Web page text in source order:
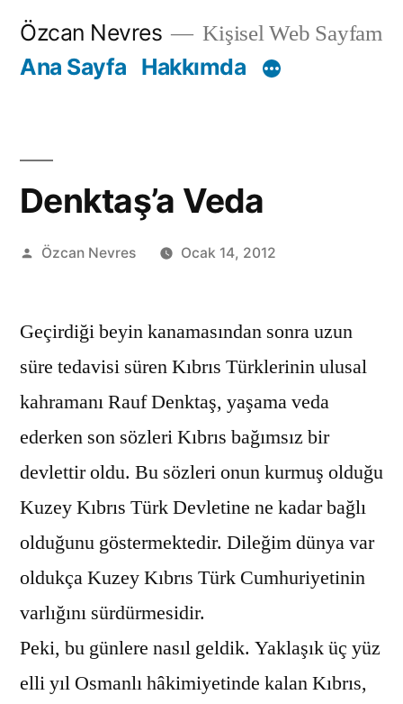
İçeriğe
Özcan Nevres Kişisel Web Sayfam
Ana Sayfa Hakkımda
Denktaş’a Veda
Gönderen:
Özcan Nevres Ocak 14, 2012
Geçirdiği beyin kanamasından sonra uzun
süre tedavisi süren Kıbrıs Türklerinin ulusal
kahramanı Rauf Denktaş, yaşama veda
ederken son sözleri Kıbrıs bağımsız bir
devlettir oldu. Bu sözleri onun kurmuş olduğu
Kuzey Kıbrıs Türk Devletine ne kadar bağlı
olduğunu göstermektedir. Dileğim dünya var
oldukça Kuzey Kıbrıs Türk Cumhuriyetinin
varlığını sürdürmesidir.
Peki, bu günlere nasıl geldik. Yaklaşık üç yüz
elli yıl Osmanlı hâkimiyetinde kalan Kıbrıs,